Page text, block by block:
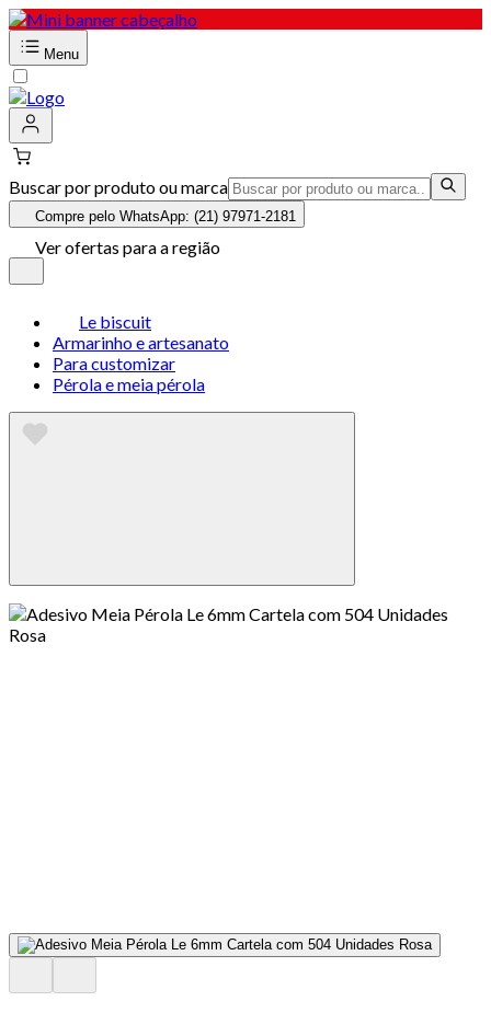
Menu
Buscar por produto ou marca
Compre pelo WhatsApp: (21) 97971-2181
Ver ofertas para a região
Le biscuit
Armarinho e artesanato
Para customizar
Pérola e meia pérola